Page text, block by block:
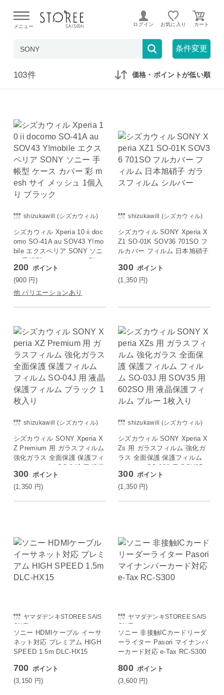
よる配送遅延が発生しております。
メニュー ログイン お気に入り
条件変更
在庫なしも表示 セール対象のみ
103件 価格・ポイントが低い順
shizukawill (シズカウィル)
シズカウィル Xperia 10 ii doc
omo SO-41A au SOV43 Y!mo
bile エクスペリア SONY ソニ
ー 手帳型 ケース カバー 彩 m
esh サイ メッシュ 1個入り ブ
ラック
200 ポイント
(900 円)
他 バリエーションあり
shizukawill (シズカウィル)
シズカウィル SONY Xperia X
Z1 SO-01K SOV36 701SO フ
ルカバー フィルム 日本旭硝子
ガラスフィルム シルバー
300 ポイント
(1,350 円)
shizukawill (シズカウィル)
シズカウィル SONY Xperia X
Z Premium 用 ガラスフィルム
強化ガラス 全面保護 保護フィ
ルム フィルム SO-04J 用 液晶
保護フィルム ブラック 1枚入
り
300 ポイント
(1,350 円)
shizukawill (シズカウィル)
シズカウィル SONY Xperia X
Zs 用 ガラスフィルム 強化ガ
ラス 全面保護 保護フィルム
フィルム SO-03J 用 SOV35
用 602SO 用 液晶保護フィル
ム ブルー 1枚入り
300 ポイント
(1,350 円)
ヤマダデンキSTOREE SAIS
ON店
ソニー HDMIケーブル イーサ
ネット対応 プレミアム HIGH
SPEED 1.5m DLC-HX15
700 ポイント
(3,150 円)
ヤマダデンキSTOREE SAIS
ON店
ソニー 非接触ICカードリーダ
ーライター Pasori マイナンバ
ーカード対応 e-Tax RC-S300
800 ポイント
(3,600 円)